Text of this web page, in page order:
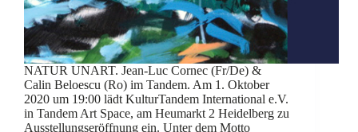
NATUR UNART. Jean-Luc Cornec (Fr/De) &
Calin Beloescu (Ro) im Tandem. Am 1. Oktober
2020 um 19:00 lädt KulturTandem International e.V.
in Tandem Art Space, am Heumarkt 2 Heidelberg zu
Ausstellungseröffnung ein. Unter dem Motto